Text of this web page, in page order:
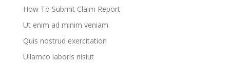
How To Submit Claim Report
Ut enim ad minim veniam
Quis nostrud exercitation
Ullamco laboris nisiut